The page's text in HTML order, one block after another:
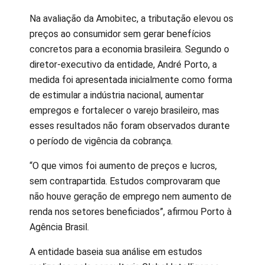
Na avaliação da Amobitec, a tributação elevou os
preços ao consumidor sem gerar benefícios
concretos para a economia brasileira. Segundo o
diretor-executivo da entidade, André Porto, a
medida foi apresentada inicialmente como forma
de estimular a indústria nacional, aumentar
empregos e fortalecer o varejo brasileiro, mas
esses resultados não foram observados durante
o período de vigência da cobrança.
“O que vimos foi aumento de preços e lucros,
sem contrapartida. Estudos comprovaram que
não houve geração de emprego nem aumento de
renda nos setores beneficiados”, afirmou Porto à
Agência Brasil.
A entidade baseia sua análise em estudos